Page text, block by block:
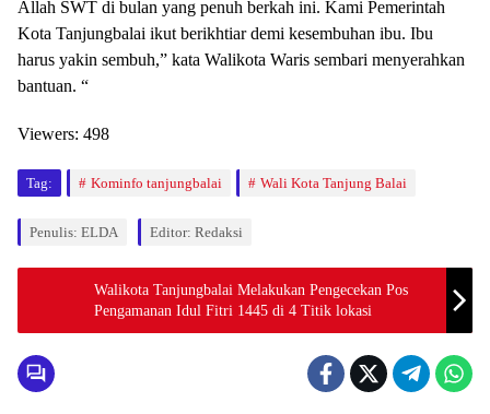
Allah SWT di bulan yang penuh berkah ini. Kami Pemerintah
Kota Tanjungbalai ikut berikhtiar demi kesembuhan ibu. Ibu
harus yakin sembuh,” kata Walikota Waris sembari menyerahkan
bantuan. “
Viewers: 498
Tag: Kominfo tanjungbalai Wali Kota Tanjung Balai
Penulis: ELDA Editor: Redaksi
Walikota Tanjungbalai Melakukan Pengecekan Pos
Pengamanan Idul Fitri 1445 di 4 Titik lokasi